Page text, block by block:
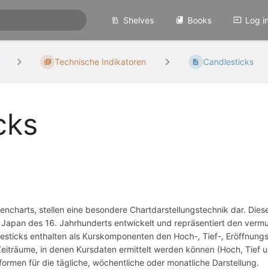
Shelves Books Log in
Technische Indikatoren Candlesticks
stellen eine besondere Chartdarstellungstechnik dar.
des 16. Jahrhunderts entwickelt und repräsentiert den
enthalten als Kurskomponenten den Hoch-, Tief-,
in denen Kursdaten ermittelt werden können (Hoch, Tief
für die tägliche, wöchentliche oder monatliche Darstellung.